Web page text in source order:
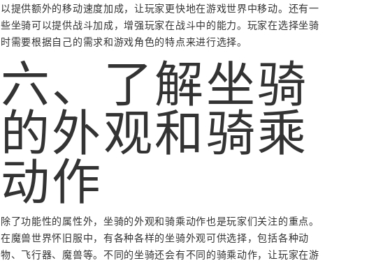
以提供额外的移动速度加成，让玩家更快地在游戏世界中移动。还有一
些坐骑可以提供战斗加成，增强玩家在战斗中的能力。玩家在选择坐骑
时需要根据自己的需求和游戏角色的特点来进行选择。
六、了解坐骑
的外观和骑乘
动作
除了功能性的属性外，坐骑的外观和骑乘动作也是玩家们关注的重点。
在魔兽世界怀旧服中，有各种各样的坐骑外观可供选择，包括各种动
物、飞行器、魔兽等。不同的坐骑还会有不同的骑乘动作，让玩家在游